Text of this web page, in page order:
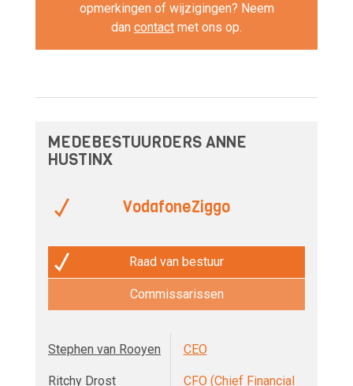
opmerkingen of wijzigingen? Neem
dan contact met ons op.
MEDEBESTUURDERS ANNE
HUSTINX
VodafoneZiggo
Raad van bestuur
Commissarissen
Stephen van Rooyen CEO
Ritchy Drost
CFO (Chief Financial